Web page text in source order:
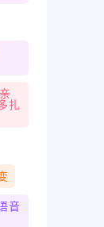
扎
音